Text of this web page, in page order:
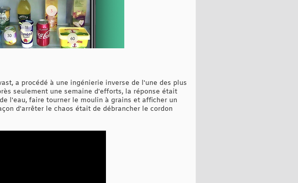
a procédé à une ingénierie inverse de l'une des plus
seulement une semaine d'efforts, la réponse était
l'eau, faire tourner le moulin à grains et afficher un
d'arrêter le chaos était de débrancher le cordon